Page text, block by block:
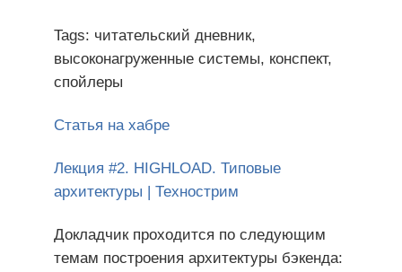
Tags: читательский дневник,
высоконагруженные системы, конспект,
спойлеры
Статья на хабре
Лекция #2. HIGHLOAD. Типовые
архитектуры | Технострим
Докладчик проходится по следующим
темам построения архитектуры бэкенда: